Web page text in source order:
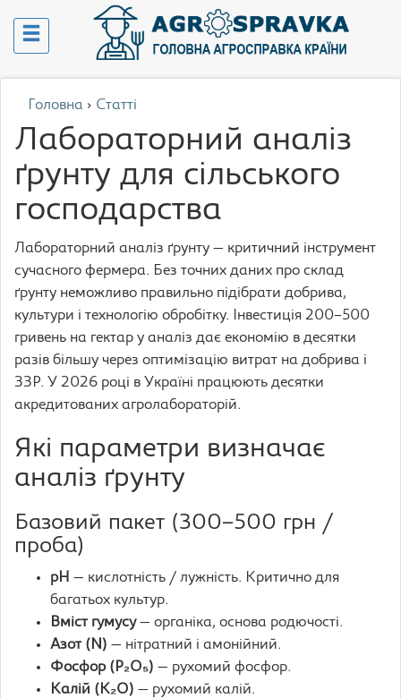
Головна › Статті
Лабораторний аналіз
ґрунту для сільського
господарства
Лабораторний аналіз ґрунту — критичний інструмент
сучасного фермера. Без точних даних про склад
ґрунту неможливо правильно підібрати добрива,
культури і технологію обробітку. Інвестиція 200–500
гривень на гектар у аналіз дає економію в десятки
разів більшу через оптимізацію витрат на добрива і
ЗЗР. У 2026 році в Україні працюють десятки
акредитованих агролабораторій.
Які параметри визначає
аналіз ґрунту
Базовий пакет (300–500 грн /
проба)
pH — кислотність / лужність. Критично для
багатьох культур.
Вміст гумусу— органіка, основа родючості.
Азот (N) — нітратний і амонійний.
Фосфор (P₂O₅) — рухомий фосфор.
Калій (K₂O) — рухомий калій.